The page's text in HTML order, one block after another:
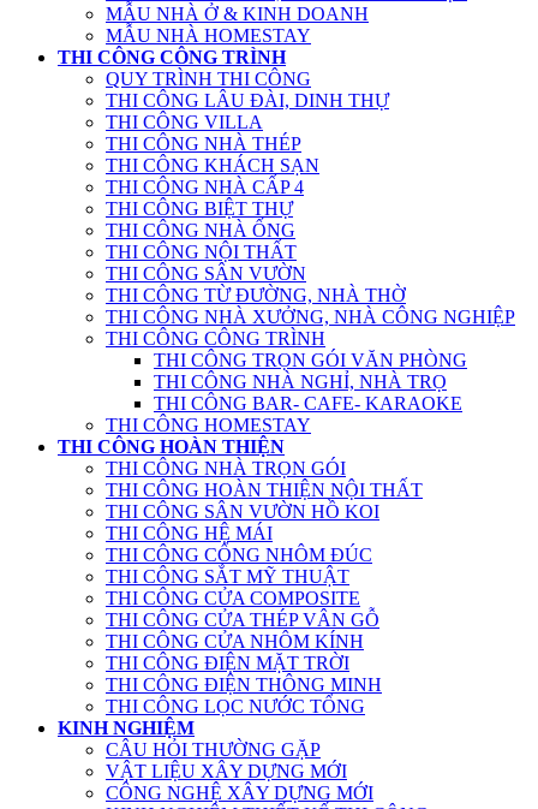
MẪU NHÀ Ở & KINH DOANH
MẪU NHÀ HOMESTAY
THI CÔNG CÔNG TRÌNH
QUY TRÌNH THI CÔNG
THI CÔNG LÂU ĐÀI, DINH THỰ
THI CÔNG VILLA
THI CÔNG NHÀ THÉP
THI CÔNG KHÁCH SẠN
THI CÔNG NHÀ CẤP 4
THI CÔNG BIỆT THỰ
THI CÔNG NHÀ ỐNG
THI CÔNG NỘI THẤT
THI CÔNG SÂN VƯỜN
THI CÔNG TỪ ĐƯỜNG, NHÀ THỜ
THI CÔNG NHÀ XƯỞNG, NHÀ CÔNG NGHIỆP
THI CÔNG CÔNG TRÌNH
THI CÔNG TRỌN GÓI VĂN PHÒNG
THI CÔNG NHÀ NGHỈ, NHÀ TRỌ
THI CÔNG BAR- CAFE- KARAOKE
THI CÔNG HOMESTAY
THI CÔNG HOÀN THIỆN
THI CÔNG NHÀ TRỌN GÓI
THI CÔNG HOÀN THIỆN NỘI THẤT
THI CÔNG SÂN VƯỜN HỒ KOI
THI CÔNG HỆ MÁI
THI CÔNG CỔNG NHÔM ĐÚC
THI CÔNG SẮT MỸ THUẬT
THI CÔNG CỬA COMPOSITE
THI CÔNG CỬA THÉP VÂN GỖ
THI CÔNG CỬA NHÔM KÍNH
THI CÔNG ĐIỆN MẶT TRỜI
THI CÔNG ĐIỆN THÔNG MINH
THI CÔNG LỌC NƯỚC TỔNG
KINH NGHIỆM
CÂU HỎI THƯỜNG GẶP
VẬT LIỆU XÂY DỰNG MỚI
CÔNG NGHỆ XÂY DỰNG MỚI